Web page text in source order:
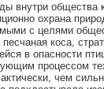
внутри общества
охрана
с целями
коса,
в опасности
процессом
чем